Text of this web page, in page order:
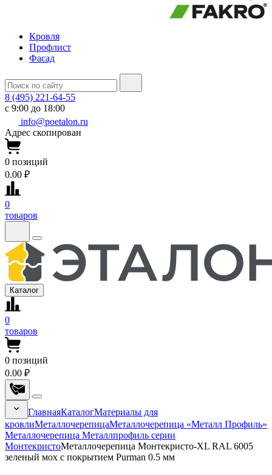
Кровля
Профлист
Фасад
8 (495) 221-64-55
с 9:00 до 18:00
info@poetalon.ru
Адрес скопирован
0 позиций
0.00 ₽
0
товаров
Каталог
0
товаров
0 позиций
0.00 ₽
ГлавнаяКаталогМатериалы для
кровлиМеталлочерепицаМеталлочерепица «Металл Профиль»
Металлочерепица Металлпрофиль серии
МонтекристоМеталлочерепица Монтекристо-XL RAL 6005
зеленый мох с покрытием Purman 0.5 мм